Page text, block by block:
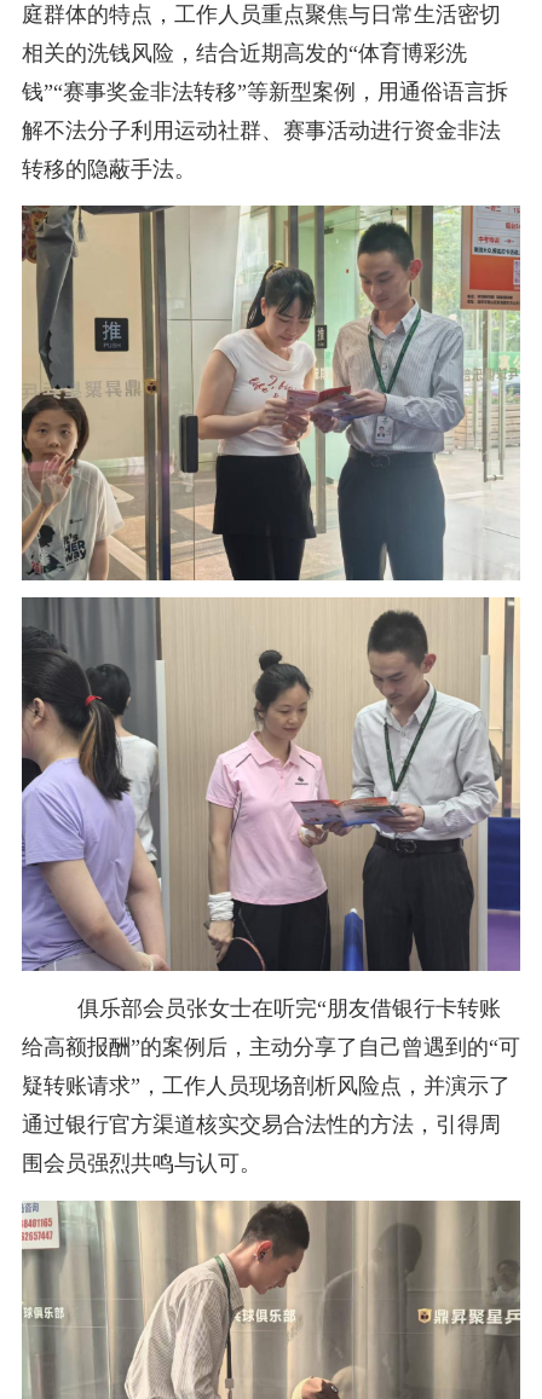
庭群体的特点，工作人员重点聚焦与日常生活密切
相关的洗钱风险，结合近期高发的“体育博彩洗
钱”“赛事奖金非法转移”等新型案例，用通俗语言拆
解不法分子利用运动社群、赛事活动进行资金非法
转移的隐蔽手法。
俱乐部会员张女士在听完“朋友借银行卡转账
给高额报酬”的案例后，主动分享了自己曾遇到的“可
疑转账请求”，工作人员现场剖析风险点，并演示了
通过银行官方渠道核实交易合法性的方法，引得周
围会员强烈共鸣与认可。